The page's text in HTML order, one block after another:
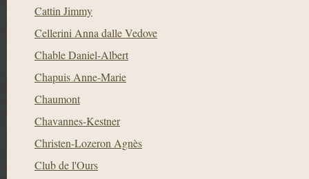
Cattin Jimmy
Cellerini Anna dalle Vedove
Chable Daniel-Albert
Chapuis Anne-Marie
Chaumont
Chavannes-Kestner
Christen-Lozeron Agnès
Club de l'Ours